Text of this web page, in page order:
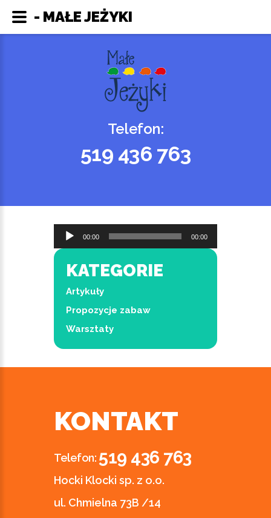
Telefon:
519 436 763
Odtwarzacz
plików
dźwiękowych
00:00 00:00
KATEGORIE
Artykuły
Propozycje zabaw
Warsztaty
KONTAKT
Telefon: 519 436 763
Hocki Klocki sp. z o.o.
ul. Chmielna 73B /14
- MAŁE JEŻYKI